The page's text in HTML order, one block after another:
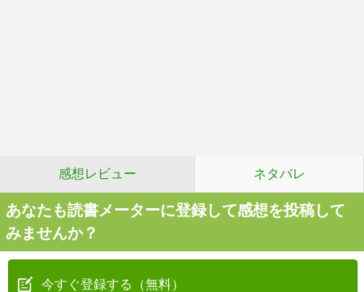
感想レビュー ネタバレ
あなたも読書メーターに登録して感想を投稿して
みませんか？
今すぐ登録する（無料）